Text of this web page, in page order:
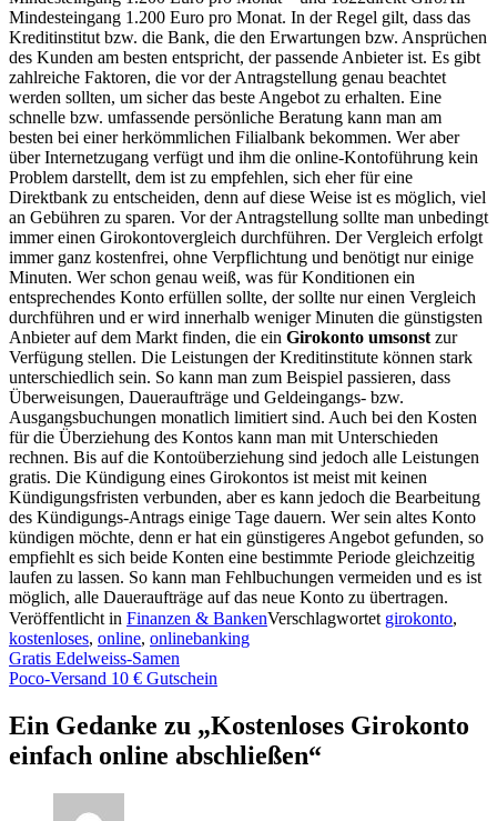
Mindesteingang 1.200 Euro pro Monat. In der Regel gilt, dass das
Kreditinstitut bzw. die Bank, die den Erwartungen bzw. Ansprüchen
des Kunden am besten entspricht, der passende Anbieter ist. Es gibt
zahlreiche Faktoren, die vor der Antragstellung genau beachtet
werden sollten, um sicher das beste Angebot zu erhalten. Eine
schnelle bzw. umfassende persönliche Beratung kann man am
besten bei einer herkömmlichen Filialbank bekommen. Wer aber
über Internetzugang verfügt und ihm die online-Kontoführung kein
Problem darstellt, dem ist zu empfehlen, sich eher für eine
Direktbank zu entscheiden, denn auf diese Weise ist es möglich, viel
an Gebühren zu sparen. Vor der Antragstellung sollte man unbedingt
immer einen Girokontovergleich durchführen. Der Vergleich erfolgt
immer ganz kostenfrei, ohne Verpflichtung und benötigt nur einige
Minuten. Wer schon genau weiß, was für Konditionen ein
entsprechendes Konto erfüllen sollte, der sollte nur einen Vergleich
durchführen und er wird innerhalb weniger Minuten die günstigsten
Anbieter auf dem Markt finden, die ein Girokonto umsonst zur
Verfügung stellen. Die Leistungen der Kreditinstitute können stark
unterschiedlich sein. So kann man zum Beispiel passieren, dass
Überweisungen, Daueraufträge und Geldeingangs- bzw.
Ausgangsbuchungen monatlich limitiert sind. Auch bei den Kosten
für die Überziehung des Kontos kann man mit Unterschieden
rechnen. Bis auf die Kontoüberziehung sind jedoch alle Leistungen
gratis. Die Kündigung eines Girokontos ist meist mit keinen
Kündigungsfristen verbunden, aber es kann jedoch die Bearbeitung
des Kündigungs-Antrags einige Tage dauern. Wer sein altes Konto
kündigen möchte, denn er hat ein günstigeres Angebot gefunden, so
empfiehlt es sich beide Konten eine bestimmte Periode gleichzeitig
laufen zu lassen. So kann man Fehlbuchungen vermeiden und es ist
möglich, alle Daueraufträge auf das neue Konto zu übertragen.
Veröffentlicht in Finanzen & BankenVerschlagwortet girokonto,
kostenloses, online, onlinebanking
Beitragsnavigation
Gratis Edelweiss-Samen
Poco-Versand 10 € Gutschein
Ein Gedanke zu „Kostenloses Girokonto
einfach online abschließen“